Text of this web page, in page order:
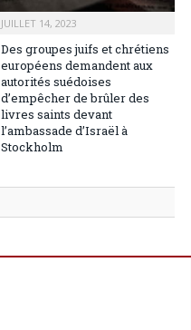
JUILLET 14, 2023
Des groupes juifs et chrétiens
européens demandent aux
autorités suédoises
d’empêcher de brûler des
livres saints devant
l’ambassade d’Israël à
Stockholm